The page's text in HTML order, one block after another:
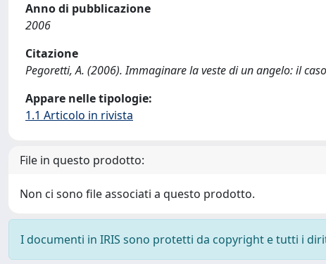
Anno di pubblicazione
2006
Citazione
Pegoretti, A. (2006). Immaginare la veste di un angelo: il
Appare nelle tipologie:
1.1 Articolo in rivista
File in questo prodotto:
Non ci sono file associati a questo prodotto.
I documenti in IRIS sono protetti da copyright e tutti i